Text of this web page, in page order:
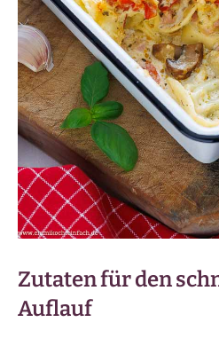
Zutaten für den
Auflauf